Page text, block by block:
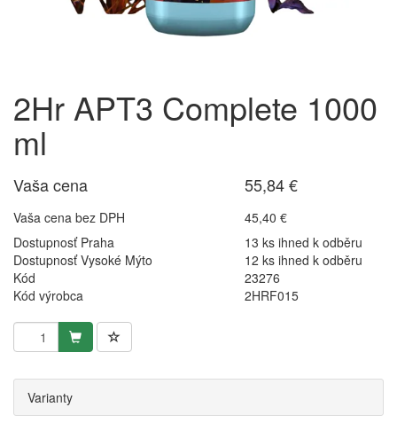
2Hr APT3 Complete 1000
ml
Vaša cena 55,84 €
Vaša cena bez DPH
45,40 €
Dostupnosť Praha
13 ks ihned k odběru
Dostupnosť Vysoké Mýto
12 ks ihned k odběru
Kód
23276
Kód výrobca
2HRF015
Varianty